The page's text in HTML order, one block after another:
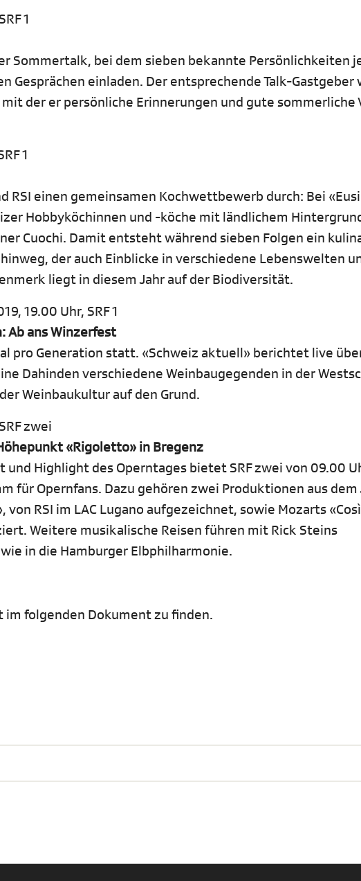
1
Sommertalk, bei dem sieben bekannte Persönlichkeiten
Gesprächen einladen. Der entsprechende Talk-Gastgeber
der er persönliche Erinnerungen und gute sommerliche
1
RSI einen gemeinsamen Kochwettbewerb durch: Bei «Eusi
Hobbyköchinnen und -köche mit ländlichem
Cuochi. Damit entsteht während sieben Folgen ein
der auch Einblicke in verschiedene Lebenswelten
liegt in diesem Jahr auf der Biodiversität.
19.00 Uhr, SRF 1
Ab ans Winzerfest
pro Generation statt. «Schweiz aktuell» berichtet live
Dahinden verschiedene Weinbaugegenden in der
Weinbaukultur auf den Grund.
zwei
«Rigoletto» in Bregenz
Highlight des Operntages bietet SRF zwei von 09.00
für Opernfans. Dazu gehören zwei Produktionen aus dem
von RSI im LAC Lugano aufgezeichnet, sowie Mozarts
Weitere musikalische Reisen führen mit Rick Steins
in die Hamburger Elbphilharmonie.
folgenden Dokument zu finden.